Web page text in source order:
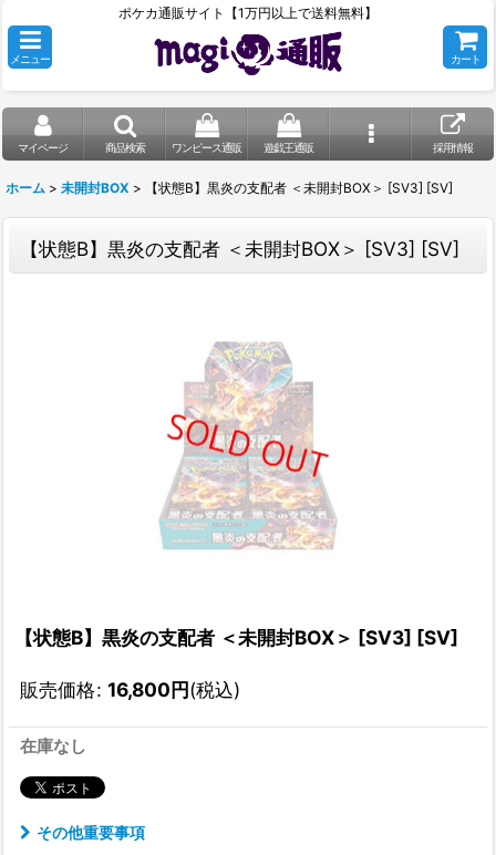
ポケカ通販サイト【1万円以上で送料無料】
メニュー カート
マイページ 商品検索 ワンピース通販 遊戯王通販 採用情報
ホーム > 未開封BOX > 【状態B】黒炎の支配者 ＜未開封BOX＞ [SV3] [SV]
【状態B】黒炎の支配者 ＜未開封BOX＞ [SV3] [SV]
【状態B】黒炎の支配者 ＜未開封BOX＞ [SV3] [SV]
販売価格: 16,800円(税込)
在庫なし
その他重要事項